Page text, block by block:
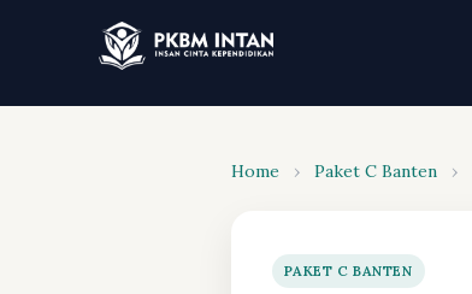
Home › Paket C Banten ›
PAKET C BANTEN